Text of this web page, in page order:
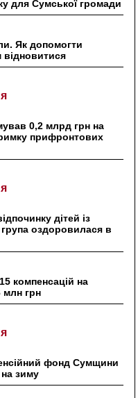
для Сумської громади
Як допомогти
0,2 млрд грн на
прифронтових
дітей із
оздоровилася в
компенсацій на
млн грн
фонд Сумщини
зиму